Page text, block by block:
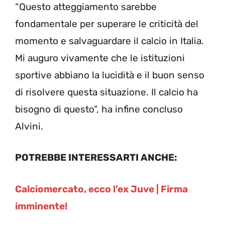
“Questo atteggiamento sarebbe
fondamentale per superare le criticità del
momento e salvaguardare il calcio in Italia.
Mi auguro vivamente che le istituzioni
sportive abbiano la lucidità e il buon senso
di risolvere questa situazione. Il calcio ha
bisogno di questo”, ha infine concluso
Alvini.
POTREBBE INTERESSARTI ANCHE:
Calciomercato, ecco l’ex Juve | Firma
imminente!